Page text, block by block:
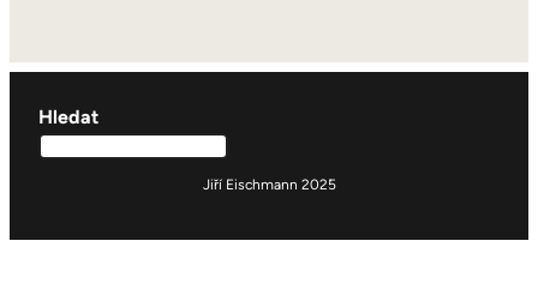
Hledat
Jiří Eischmann 2025